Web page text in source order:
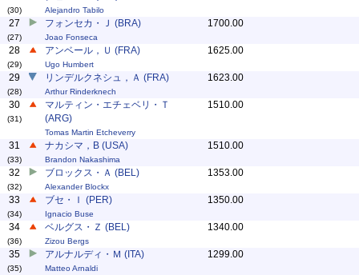
(30) Alejandro Tabilo
27
(27)
フォンセカ・Ｊ (BRA)
Joao Fonseca
1700.00
28
(29)
アンベール，Ｕ (FRA)
Ugo Humbert
1625.00
29
(28)
リンデルクネシュ，Ａ (FRA)
Arthur Rinderknech
1623.00
30
(31)
マルティン・エチェベリ・Ｔ
(ARG)
Tomas Martin Etcheverry
1510.00
31
(33)
ナカシマ，B (USA)
Brandon Nakashima
1510.00
32
(32)
ブロックス・Ａ (BEL)
Alexander Blockx
1353.00
33
(34)
ブセ・Ｉ (PER)
Ignacio Buse
1350.00
34
(36)
ベルグス・Ｚ (BEL)
Zizou Bergs
1340.00
35
(35)
アルナルディ・Ｍ (ITA)
Matteo Arnaldi
1299.00